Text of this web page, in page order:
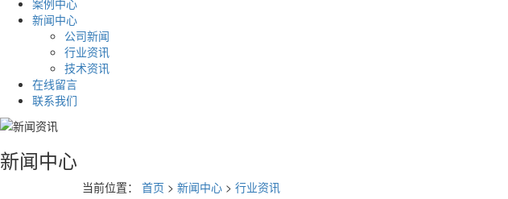
案例中心
新闻中心
公司新闻
行业资讯
技术资讯
在线留言
联系我们
新闻中心
当前位置： 首页 > 新闻中心 > 行业资讯